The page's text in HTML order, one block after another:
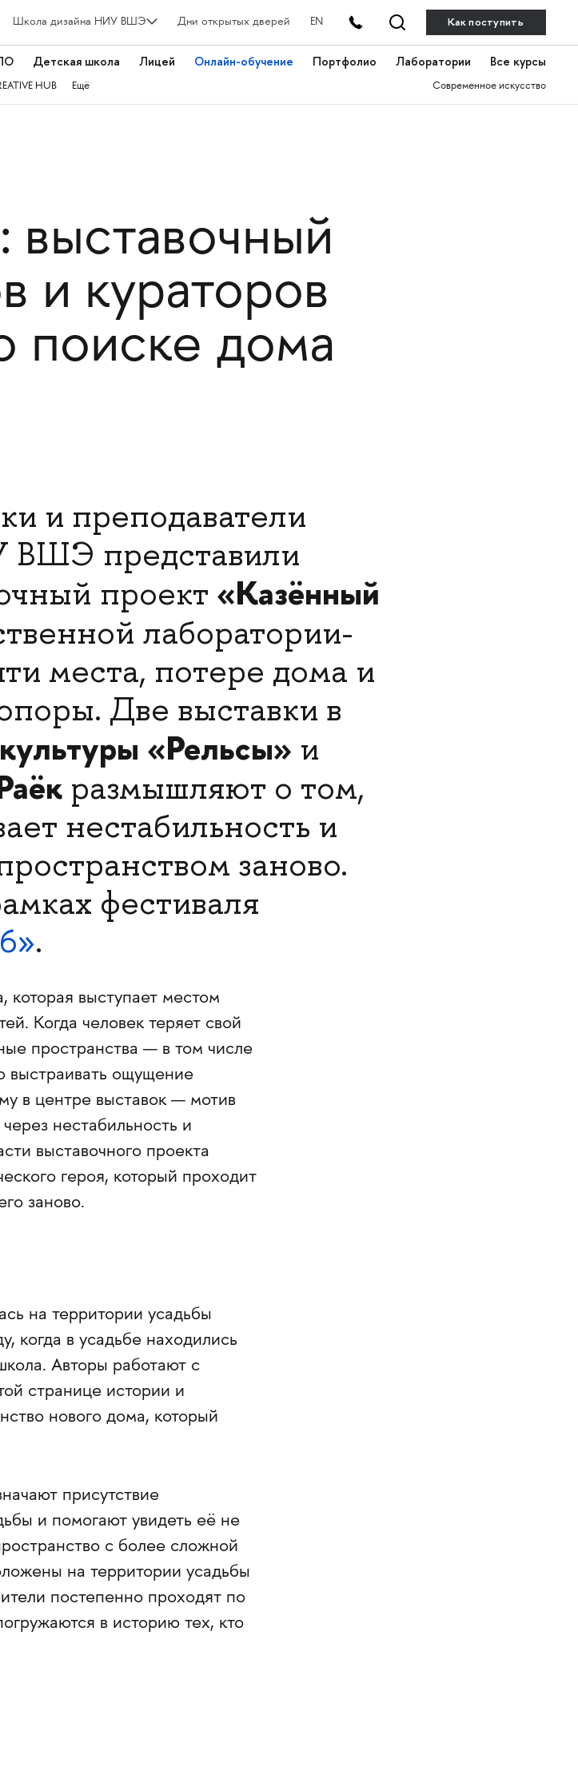
Школа дизайна НИУ ВШЭ Дни открытых дверей EN Как поступить
Детская школа Лицей Онлайн-обучение Портфолио Лаборатории Все курсы
HUB Ещё Современное искусство
и кураторов
поиске дома
и преподаватели
представили
проект «Казённый
лаборатории-
места, потере дома и
Две выставки в
«Рельсы» и
размышляют о том,
нестабильность и
заново.
фестиваля
.
которая выступает местом
Когда человек теряет свой
пространства — в том числе
выстраивать ощущение
в центре выставок — мотив
нестабильность и
выставочного проекта
героя, который проходит
заново.
на территории усадьбы
когда в усадьбе находились
Авторы работают с
странице истории и
нового дома, который
присутствие
и помогают увидеть её не
с более сложной
на территории усадьбы
постепенно проходят по
в историю тех, кто